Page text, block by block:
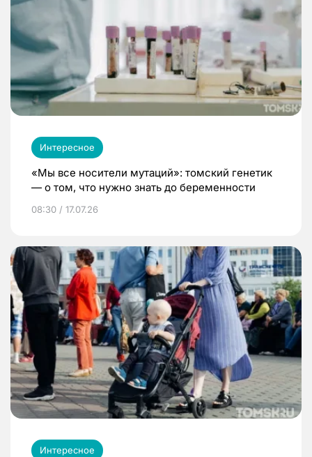
Интересное
«Мы все носители мутаций»: томский генетик
— о том, что нужно знать до беременности
08:30 / 17.07.26
Интересное